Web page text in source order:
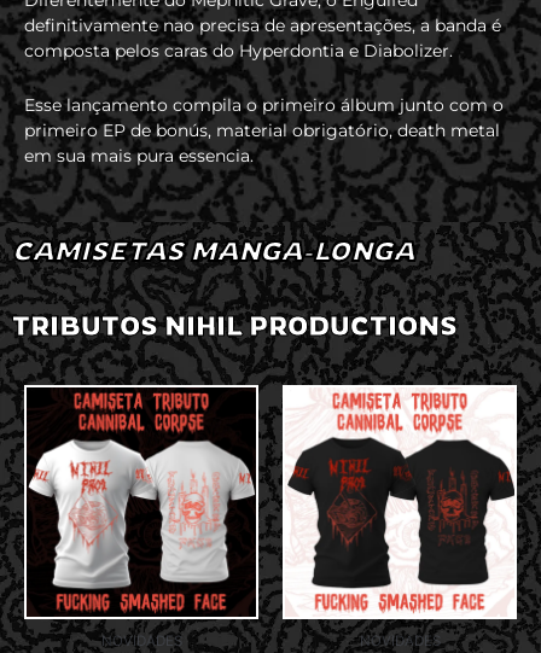
definitivamente nao precisa de apresentações, a banda é
composta pelos caras do Hyperdontia e Diabolizer.
Esse lançamento compila o primeiro álbum junto com o
primeiro EP de bonús, material obrigatório, death metal
em sua mais pura essencia.
CAMISETAS MANGA-LONGA
TRIBUTOS NIHIL PRODUCTIONS
NOVIDADES NOVIDADES